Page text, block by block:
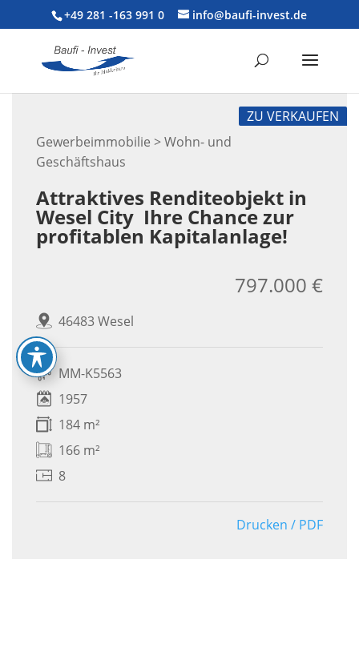
+49 281 -163 991 0 info@baufi-invest.de
Gewerbeimmobilie > Wohn- und
Geschäftshaus
ZU VERKAUFEN
Attraktives Renditeobjekt in
Wesel City  Ihre Chance zur
profitablen Kapitalanlage!
46483 Wesel
797.000 €
MM-K5563
1957
184 m²
166 m²
8
Drucken / PDF